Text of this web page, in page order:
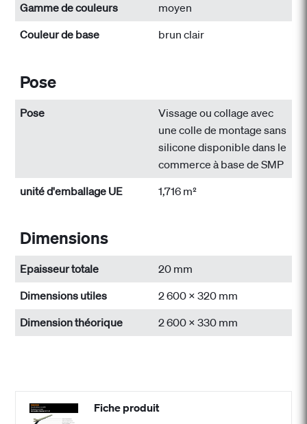
Gamme de couleurs
moyen
Couleur de base
brun clair
Pose
Pose
Vissage ou collage avec
une colle de montage sans
silicone disponible dans le
commerce à base de SMP
unité d'emballage UE
1,716 m²
Dimensions
Epaisseur totale
20 mm
Dimensions utiles
2 600 x 320 mm
Dimension théorique
2 600 x 330 mm
Fiche produit